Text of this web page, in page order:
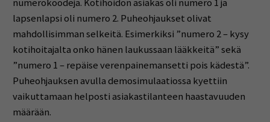
numerokoodeja. Kotihoidon asiakas oli numero 1 ja
lapsenlapsi oli numero 2. Puheohjaukset olivat
mahdollisimman selkeitä. Esimerkiksi ”numero 2 – kysy
kotihoitajalta onko hänen laukussaan lääkkeitä” sekä
”numero 1 – repäise verenpainemansetti pois kädestä”.
Puheohjauksen avulla demosimulaatiossa kyettiin
vaikuttamaan helposti asiakastilanteen haastavuuden
määrään.